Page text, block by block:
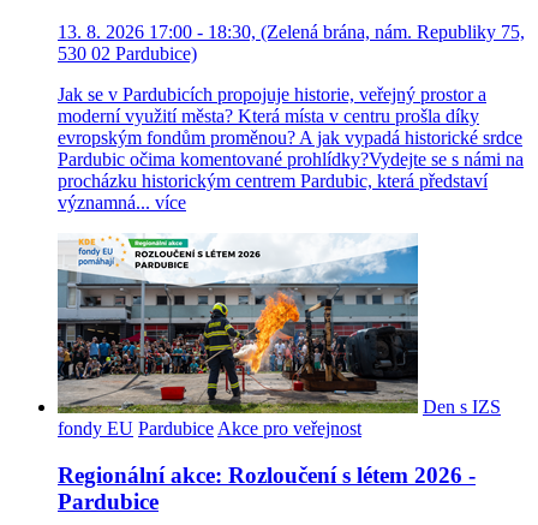
13. 8. 2026 17:00 - 18:30, (Zelená brána, nám. Republiky 75,
530 02 Pardubice)
Jak se v Pardubicích propojuje historie, veřejný prostor a
moderní využití města? Která místa v centru prošla díky
evropským fondům proměnou? A jak vypadá historické srdce
Pardubic očima komentované prohlídky?Vydejte se s námi na
procházku historickým centrem Pardubic, která představí
významná... více
Den s IZS
fondy EU Pardubice Akce pro veřejnost
Regionální akce: Rozloučení s létem 2026 -
Pardubice